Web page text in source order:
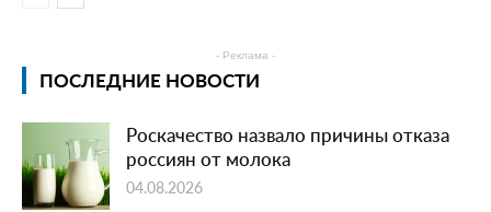
- Реклама -
ПОСЛЕДНИЕ НОВОСТИ
Роскачество назвало причины отказа
россиян от молока
04.08.2026